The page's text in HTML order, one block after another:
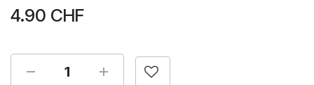
4.90 CHF